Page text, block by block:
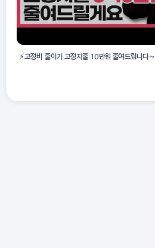
⚡️고정비 줄이기 고정지출 10만원 줄여드립니다~